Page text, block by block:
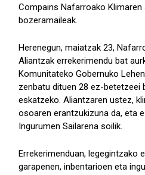
Compains Nafarroako Klimaren
bozeramaileak.
Herenegun, maiatzak 23,
Aliantzak errekerimendu bat
Komunitateko Gobernuko
zenbatu dituen 28 ez-betetzeei
eskatzeko. Aliantzaren ustez,
osoaren erantzukizuna da, eta
Ingurumen Sailarena soilik.
Errekerimenduan, legegintzako
garapenen, inbentarioen eta